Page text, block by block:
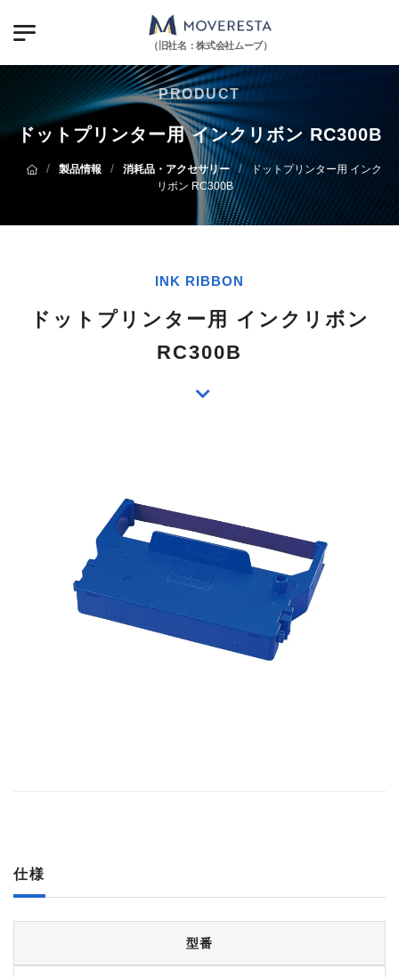
（旧社名：株式会社ムーブ）
PRODUCT
ドットプリンター用 インクリボン RC300B
/ 製品情報 / 消耗品・アクセサリー /
ドットプリンター用 インク
リボン RC300B
INK RIBBON
ドットプリンター用 インクリボン
RC300B
仕様
型番